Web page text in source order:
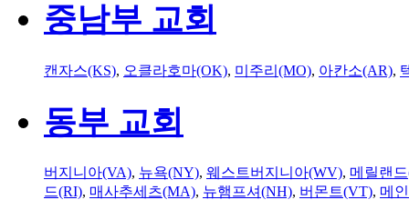
중남부 교회
캔자스(KS), 오클라호마(OK), 미주리(MO), 아칸소(AR),
동부 교회
버지니아(VA), 뉴욕(NY), 웨스트버지니아(WV), 메릴랜
드(RI), 매사추세츠(MA), 뉴햄프셔(NH), 버몬트(VT), 메